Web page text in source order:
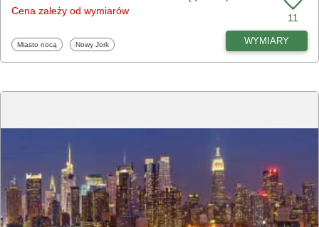
Cena zależy od wymiarów
11
Fototapety
Miasto nocą Fototapety
Nowy Jork WYMIARY